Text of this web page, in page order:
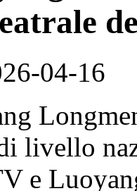
04-16
livello
e